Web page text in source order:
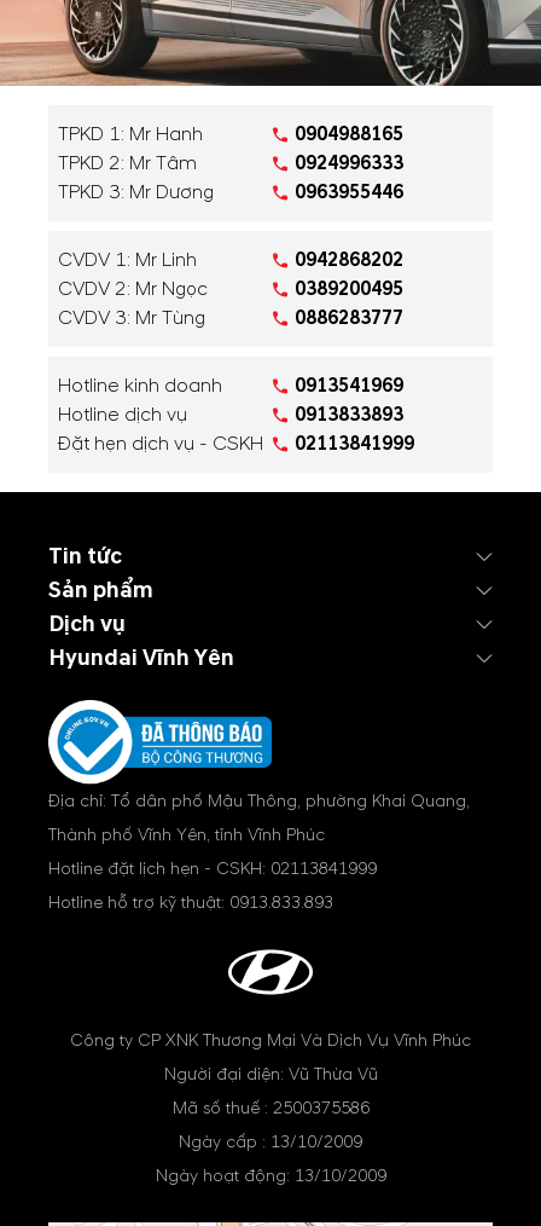
TPKD 1: Mr Hanh
TPKD 2: Mr Tâm
TPKD 3: Mr Dương
0904988165
0924996333
0963955446
CVDV 1: Mr Linh
CVDV 2: Mr Ngọc
CVDV 3: Mr Tùng
0942868202
0389200495
0886283777
Hotline kinh doanh
Hotline dịch vụ
Đặt hẹn dịch vụ - CSKH
0913541969
0913833893
02113841999
Tin tức
Sản phẩm
Dịch vụ
Hyundai Vĩnh Yên
Địa chỉ: Tổ dân phố Mậu Thông, phường Khai Quang,
Thành phố Vĩnh Yên, tỉnh Vĩnh Phúc
Hotline đặt lịch hẹn - CSKH: 02113841999
Hotline hỗ trợ kỹ thuật: 0913.833.893
Công ty CP XNK Thương Mại Và Dịch Vụ Vĩnh Phúc
Người đại diện: Vũ Thừa Vũ
Mã số thuế : 2500375586
Ngày cấp : 13/10/2009
Ngày hoạt động: 13/10/2009